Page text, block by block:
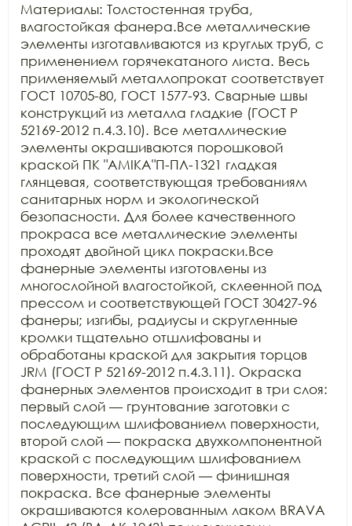
Материалы: Толстостенная труба,
влагостойкая фанера.Все металлические
элементы изготавливаются из круглых труб, с
применением горячекатаного листа. Весь
применяемый металлопрокат соответствует
ГОСТ 10705-80, ГОСТ 1577-93. Сварные швы
конструкций из металла гладкие (ГОСТ Р
52169-2012 п.4.3.10). Все металлические
элементы окрашиваются порошковой
краской ПК "АМIKA"П-ПЛ-1321 гладкая
глянцевая, соответствующая требованиям
санитарных норм и экологической
безопасности. Для более качественного
прокраса все металлические элементы
проходят двойной цикл покраски.Все
фанерные элементы изготовлены из
многослойной влагостойкой, склеенной под
прессом и соответствующей ГОСТ 30427-96
фанеры; изгибы, радиусы и скругленные
кромки тщательно отшлифованы и
обработаны краской для закрытия торцов
JRM (ГОСТ Р 52169-2012 п.4.3.11). Окраска
фанерных элементов происходит в три слоя:
первый слой — грунтование заготовки с
последующим шлифованием поверхности,
второй слой — покраска двухкомпонентной
краской с последующим шлифованием
поверхности, третий слой — финишная
покраска. Все фанерные элементы
окрашиваются колерованным лаком BRAVA